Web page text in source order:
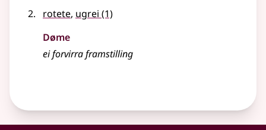
rotete, ugrei (1)
Døme
ei forvirra framstilling